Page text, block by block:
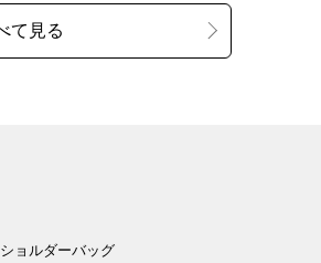
ショルダーバッグ